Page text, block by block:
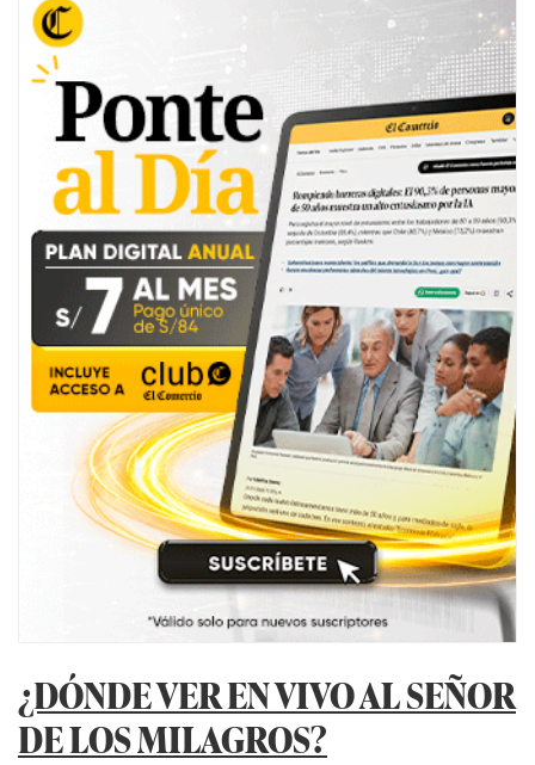
¿DÓNDE VER EN VIVO AL SEÑOR
DE LOS MILAGROS?